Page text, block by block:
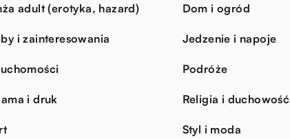
adult (erotyka, hazard) Dom i ogród
i zainteresowania Jedzenie i napoje
Podróże
i druk Religia i duchowość
Styl i moda